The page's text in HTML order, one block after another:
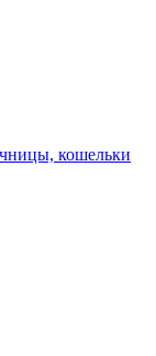
кошельки